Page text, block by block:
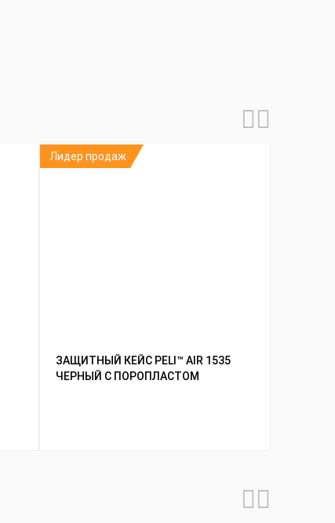
ЗАЩИТНЫЙ КЕЙС PELI™ AIR 1535
ЧЕРНЫЙ С ПОРОПЛАСТОМ
Лидер продаж